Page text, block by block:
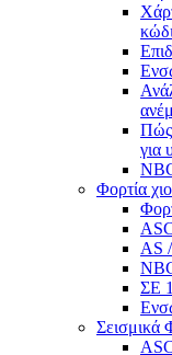
Πώς
για
Φορτία
AS
ΣΕ
Σεισμικά